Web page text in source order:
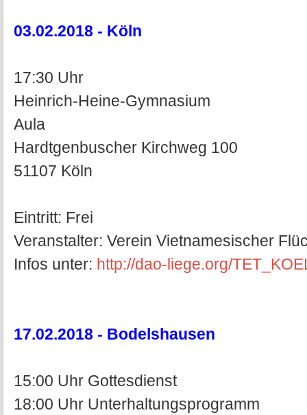
03.02.2018 - Köln
17:30 Uhr
Heinrich-Heine-Gymnasium
Aula
Hardtgenbuscher Kirchweg 100
51107 Köln
Eintritt: Frei
Veranstalter: Verein Vietnamesischer
Infos unter: http://dao-liege.org/
17.02.2018 - Bodelshausen
15:00 Uhr Gottesdienst
18:00 Uhr Unterhaltungsprogramm